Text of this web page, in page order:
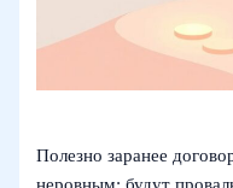
Полезно заранее
неровным: будут